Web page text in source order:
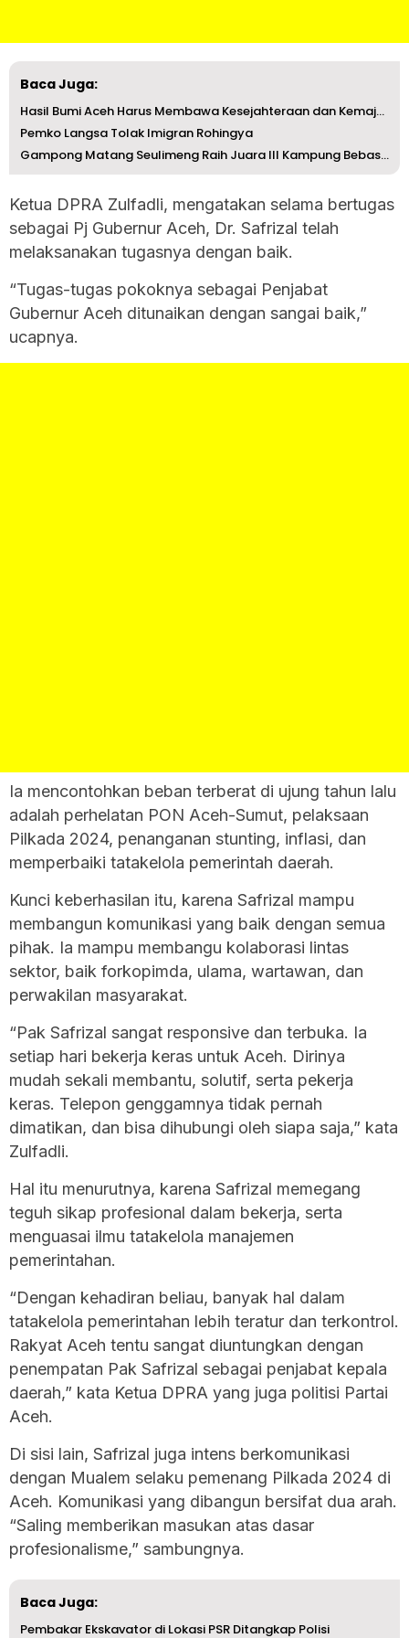
Baca Juga:
Hasil Bumi Aceh Harus Membawa Kesejahteraan dan Kemajuan ...
Pemko Langsa Tolak Imigran Rohingya
Gampong Matang Seulimeng Raih Juara III Kampung Bebas Dar...
Ketua DPRA Zulfadli, mengatakan selama bertugas
sebagai Pj Gubernur Aceh, Dr. Safrizal telah
melaksanakan tugasnya dengan baik.
“Tugas-tugas pokoknya sebagai Penjabat
Gubernur Aceh ditunaikan dengan sangai baik,”
ucapnya.
Ia mencontohkan beban terberat di ujung tahun lalu
adalah perhelatan PON Aceh-Sumut, pelaksaan
Pilkada 2024, penanganan stunting, inflasi, dan
memperbaiki tatakelola pemerintah daerah.
Kunci keberhasilan itu, karena Safrizal mampu
membangun komunikasi yang baik dengan semua
pihak. Ia mampu membangu kolaborasi lintas
sektor, baik forkopimda, ulama, wartawan, dan
perwakilan masyarakat.
“Pak Safrizal sangat responsive dan terbuka. Ia
setiap hari bekerja keras untuk Aceh. Dirinya
mudah sekali membantu, solutif, serta pekerja
keras. Telepon genggamnya tidak pernah
dimatikan, dan bisa dihubungi oleh siapa saja,” kata
Zulfadli.
Hal itu menurutnya, karena Safrizal memegang
teguh sikap profesional dalam bekerja, serta
menguasai ilmu tatakelola manajemen
pemerintahan.
“Dengan kehadiran beliau, banyak hal dalam
tatakelola pemerintahan lebih teratur dan terkontrol.
Rakyat Aceh tentu sangat diuntungkan dengan
penempatan Pak Safrizal sebagai penjabat kepala
daerah,” kata Ketua DPRA yang juga politisi Partai
Aceh.
Di sisi lain, Safrizal juga intens berkomunikasi
dengan Mualem selaku pemenang Pilkada 2024 di
Aceh. Komunikasi yang dibangun bersifat dua arah.
“Saling memberikan masukan atas dasar
profesionalisme,” sambungnya.
Baca Juga:
Pembakar Ekskavator di Lokasi PSR Ditangkap Polisi